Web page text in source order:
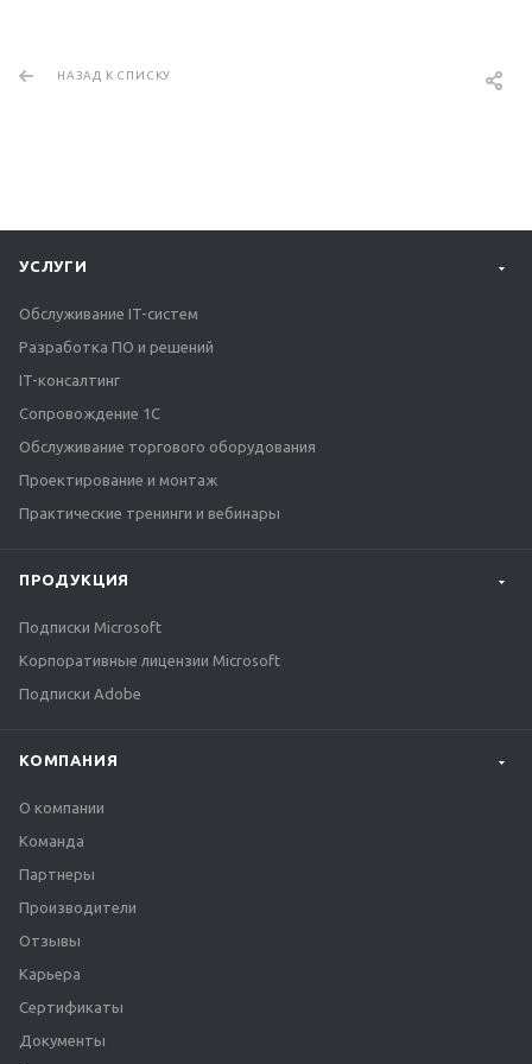
НАЗАД К СПИСКУ
УСЛУГИ
Обслуживание IT-систем
Разработка ПО и решений
IT-консалтинг
Сопровождение 1С
Обслуживание торгового оборудования
Проектирование и монтаж
Практические тренинги и вебинары
ПРОДУКЦИЯ
Подписки Microsoft
Корпоративные лицензии Microsoft
Подписки Adobe
КОМПАНИЯ
О компании
Команда
Партнеры
Производители
Отзывы
Карьера
Сертификаты
Документы